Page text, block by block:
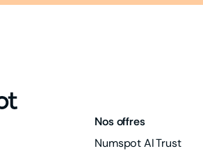
Nos offres
Numspot AI Trust